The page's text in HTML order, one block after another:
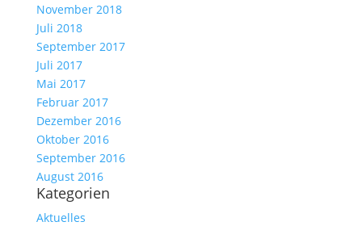
November 2018
Juli 2018
September 2017
Juli 2017
Mai 2017
Februar 2017
Dezember 2016
Oktober 2016
September 2016
August 2016
Kategorien
Aktuelles